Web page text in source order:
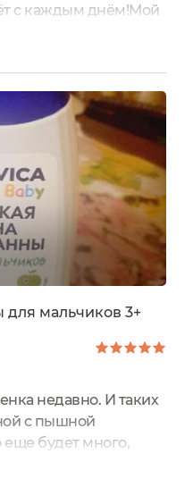
с каждым днём!Мой
этот раз
пену для
марки Nativica 3+
состав
100% натуралени...
для мальчиков 3+
недавно. И таких
с пышной
еще будет много,